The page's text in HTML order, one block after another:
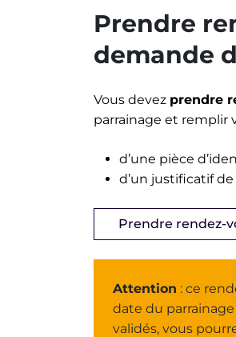
Prendre
demande
Vous devez prendre
parrainage et remplir
d’une pièce
d’un justificatif
Prendre rendez-
Attention : ce
date du
validés, vous